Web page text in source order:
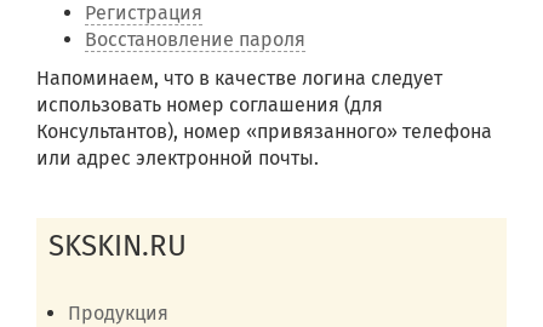
Регистрация
Восстановление пароля
Напоминаем, что в качестве логина следует
использовать номер соглашения (для
Консультантов), номер «привязанного» телефона
или адрес электронной почты.
SKSKIN.RU
Продукция